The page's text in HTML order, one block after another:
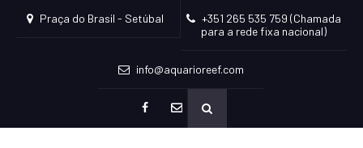
Praça do Brasil - Setúbal
+351 265 535 759 (Chamada
para a rede fixa nacional)
info@aquarioreef.com
mailto